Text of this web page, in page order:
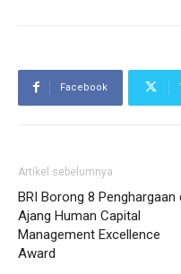
Facebook
Artikel sebelumnya
BRI Borong 8 Penghargaan
Ajang Human Capital
Management Excellence
Award